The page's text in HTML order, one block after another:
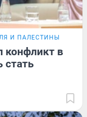
И ПАЛЕСТИНЫ
конфликт в
стать